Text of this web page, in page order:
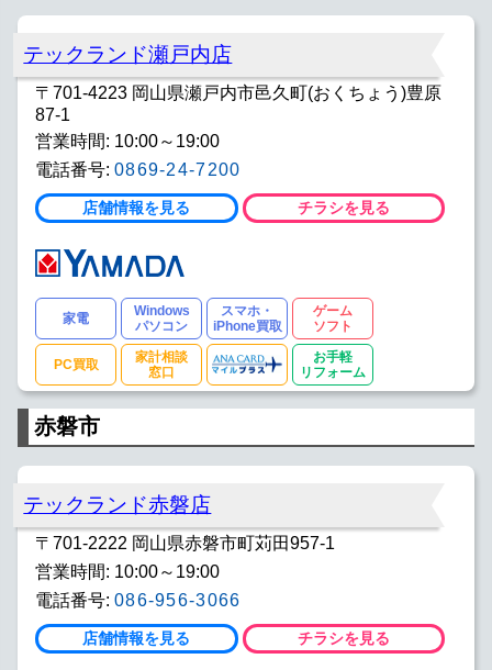
テックランド瀬戸内店
〒701-4223 岡山県瀬戸内市邑久町(おくちょう)豊原
87-1
営業時間: 10:00～19:00
電話番号: 0869-24-7200
店舗情報を見る チラシを見る
家電
Windows
パソコン
スマホ・
iPhone買取
ゲーム
ソフト
PC買取
家計相談
窓口
お手軽
リフォーム
赤磐市
テックランド赤磐店
〒701-2222 岡山県赤磐市町苅田957-1
営業時間: 10:00～19:00
電話番号: 086-956-3066
店舗情報を見る チラシを見る